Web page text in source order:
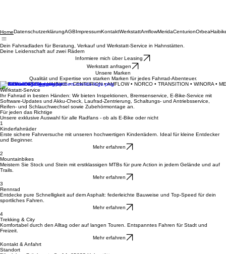
HomeDatenschutzerklärungAGB ImpressumKontaktWerkstattAmflowMeridaCenturion
Dein Fahrradladen für Beratung, Verkauf und Werkstatt-Service in Hahnstätten.
Informiere mich über Leasing
Werkstatt anfragen
Unsere Marken
Qualität und Expertise von starken Marken für jedes Fahrrad-Abenteuer.
MERIDA • ORBEA • HAIBIKE • CENTURION • AMFLOW • NORCO • TRANSITION • WINORA •
Werkstatt-Service
Ihr Fahrrad in besten Händen: Wir bieten Inspektionen, Bremsenservice, E-Bike-Service mit
Software-Updates und Akku-Check, Laufrad-Zentrierung, Schaltungs- und Antriebsservice,
Reifen- und Schlauchwechsel sowie Zubehörmontage an.
Für jeden das Richtige
Unsere exklusive Auswahl für alle Radfans - ob als E-Bike oder nicht
1
Kinderfahrräder
Erste sichere Fahrversuche mit unseren hochwertigen Kinderrädern. Ideal für kleine Entdecker
und Beginner.
2
Mountainbikes
Meistern Sie Stock und Stein mit erstklassigen MTBs für pure Action in jedem Gelände und auf
Trails.
3
Rennrad
Entdecke pure Schnelligkeit auf dem Asphalt: federleichte Bauweise und Top-Speed für dein
sportliches Fahren.
4
Trekking & City
Komfortabel durch den Alltag oder auf langen Touren. Entspanntes Fahren für Stadt und
Freizeit.